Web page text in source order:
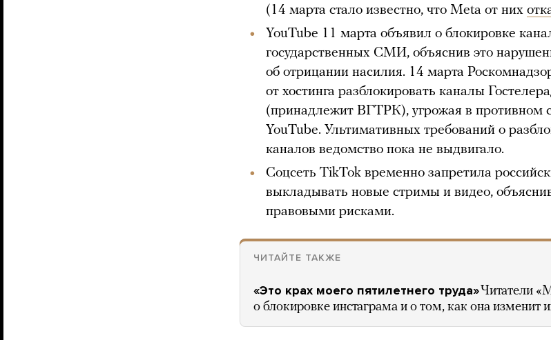
(14 марта стало известно, что Meta от них
YouTube 11 марта объявил о блокировке
государственных СМИ, объяснив это
об отрицании насилия. 14 марта
от хостинга разблокировать каналы
(принадлежит ВГТРК), угрожая в противном
YouTube. Ультимативных требований о
каналов ведомство пока не выдвигало.
Соцсеть TikTok временно запретила
выкладывать новые стримы и видео,
правовыми рисками.
ЧИТАЙТЕ ТАКЖЕ
«Это крах моего пятилетнего труда»Читатели
о блокировке инстаграма и о том, как она изменит